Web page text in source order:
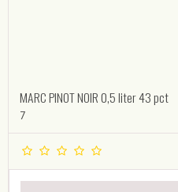
MARC PINOT NOIR 0,5 liter 43 pct
7